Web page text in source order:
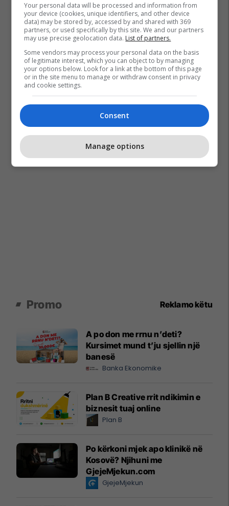
Promo Reklamo këtu
A po don me rrnu n’deti?
Kursimet mund t’ju sjellin një
banesë
Banka Ekonomike
Plan B Creative rrit ndikimin e
biznesit tuaj online
Plan B
Po kërkoni mjek apo klinikë në
Kosovë? Njihuni me
GjejeMjekun.com
GjejeMjekun
Your personal data will be processed and information from
your device (cookies, unique identifiers, and other device
data) may be stored by, accessed by and shared with 369
partners, or used specifically by this site. We and our partners
may use precise geolocation data. List of partners.
Some vendors may process your personal data on the basis
of legitimate interest, which you can object to by managing
your options below. Look for a link at the bottom of this page
or in the site menu to manage or withdraw consent in privacy
and cookie settings.
Consent
Manage options